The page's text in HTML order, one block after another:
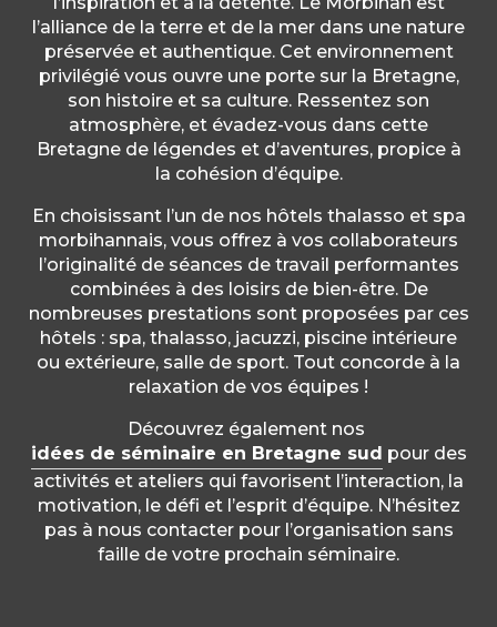
l’alliance de la terre et de la mer dans une nature
préservée et authentique. Cet environnement
privilégié vous ouvre une porte sur la Bretagne,
son histoire et sa culture. Ressentez son
atmosphère, et évadez-vous dans cette
Bretagne de légendes et d’aventures, propice à
la cohésion d’équipe.
En choisissant l’un de nos hôtels thalasso et spa
morbihannais, vous offrez à vos collaborateurs
l’originalité de séances de travail performantes
combinées à des loisirs de bien-être. De
nombreuses prestations sont proposées par ces
hôtels : spa, thalasso, jacuzzi, piscine intérieure
ou extérieure, salle de sport. Tout concorde à la
relaxation de vos équipes !
Découvrez également nos
idées de séminaire en Bretagne sud pour des
activités et ateliers qui favorisent l’interaction, la
motivation, le défi et l’esprit d’équipe. N’hésitez
pas à nous contacter pour l’organisation sans
faille de votre prochain séminaire.